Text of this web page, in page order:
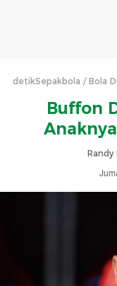
detikSepakbola Bola
Buffon
Randy